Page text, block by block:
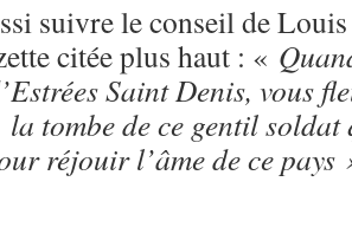
suivre le conseil de
citée plus haut : «
Saint Denis, vous
tombe de ce gentil
réjouir l’âme de ce pays